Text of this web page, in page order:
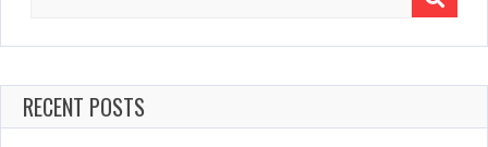
RECENT POSTS